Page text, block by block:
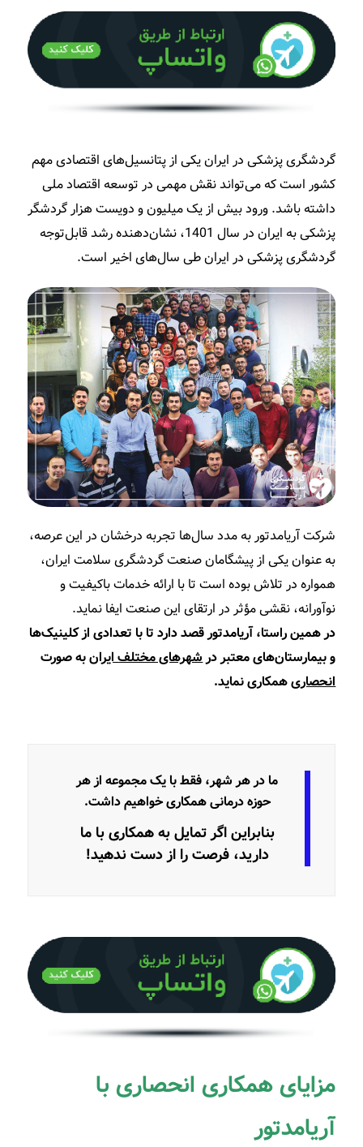
گردشگری پزشکی در ایران یکی از پتانسیل‌های اقتصادی مهم
کشور است که می‌تواند نقش مهمی در توسعه اقتصاد ملی
داشته باشد. ورود بیش از یک میلیون و دویست هزار گردشگر
پزشکی به ایران در سال 1401، نشان‌دهنده رشد قابل‌توجه
گردشگری پزشکی در ایران طی سال‌های اخیر است.
شرکت آریامدتور به مدد سال‌ها تجربه درخشان در این عرصه،
به عنوان یکی از پیشگامان صنعت گردشگری سلامت ایران،
همواره در تلاش بوده است تا با ارائه خدمات باکیفیت و
نوآورانه، نقشی مؤثر در ارتقای این صنعت ایفا نماید.
در همین راستا، آریامدتور قصد دارد تا با تعدادی از کلینیک‌ها
و بیمارستان‌های معتبر درشهرهای مختلف ایرانبه صورت
انحصاریهمکاری نماید.
ما در هر شهر، فقط با یک مجموعه از هر
حوزه درمانی همکاری خواهیم داشت.
بنابراین اگر تمایل به همکاری با ما
دارید، فرصت را از دست ندهید!
مزایای همکاری انحصاری با
آریامدتور